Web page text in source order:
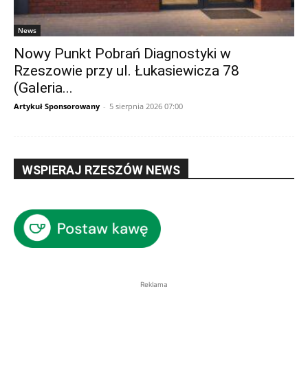
News
Nowy Punkt Pobrań Diagnostyki w
Rzeszowie przy ul. Łukasiewicza 78
(Galeria...
Artykuł Sponsorowany - 5 sierpnia 2026 07:00
WSPIERAJ RZESZÓW NEWS
Reklama